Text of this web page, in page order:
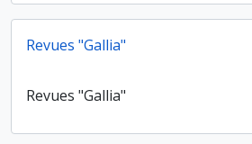
Revues "Gallia"
Revues "Gallia"